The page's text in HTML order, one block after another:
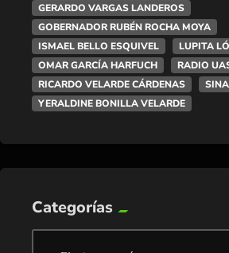
GERARDO VARGAS LANDEROS
GOBERNADOR RUBÉN ROCHA MOYA
ISMAEL BELLO ESQUIVEL
LUPITA
OMAR GARCÍA HARFUCH
RADIO
RICARDO VELARDE CÁRDENAS
YERALDINE BONILLA VELARDE
Categorías